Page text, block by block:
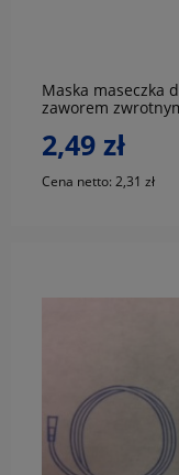
Maska maseczka
zaworem
2,49 zł
Cena netto: 2,31 zł